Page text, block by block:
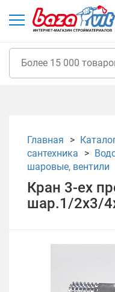
Главная
сантехника
шаровые, вентили
Кран 3-ех
шар.1/2х3/